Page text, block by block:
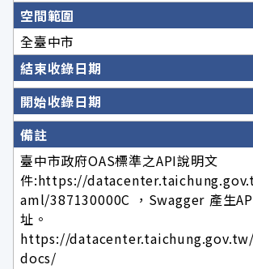
空間範圍
全臺中市
結束收錄日期
開始收錄日期
備註
臺中市政府OAS標準之API說明文
件:https://
aml/387130000C ，Swagger 產生
址。
https://
docs/